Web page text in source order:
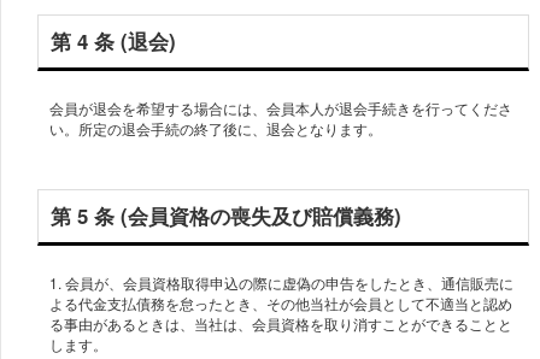
第 4 条 (退会)
会員が退会を希望する場合には、会員本人が退会手続きを行ってくださ
い。所定の退会手続の終了後に、退会となります。
第 5 条 (会員資格の喪失及び賠償義務)
1. 会員が、会員資格取得申込の際に虚偽の申告をしたとき、通信販売に
よる代金支払債務を怠ったとき、その他当社が会員として不適当と認め
る事由があるときは、当社は、会員資格を取り消すことができることと
します。